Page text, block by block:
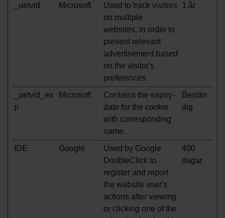
_uetvid Microsoft
Used to track visitors
on multiple
websites, in order to
present relevant
advertisement based
on the visitor's
preferences.
1 år
_uetvid_ex
p
Microsoft
Contains the expiry-
date for the cookie
with corresponding
name.
Bestän
dig
IDE Google
Used by Google
DoubleClick to
register and report
the website user's
actions after viewing
or clicking one of the
400
dagar